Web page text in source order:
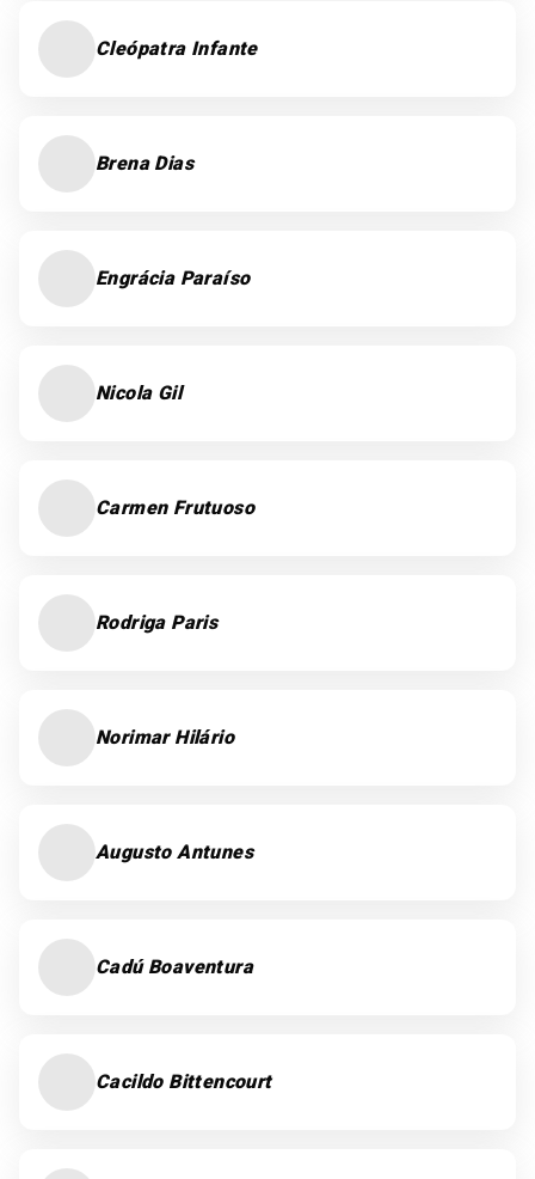
Cleópatra Infante
Brena Dias
Engrácia Paraíso
Nicola Gil
Carmen Frutuoso
Rodriga Paris
Norimar Hilário
Augusto Antunes
Cadú Boaventura
Cacildo Bittencourt